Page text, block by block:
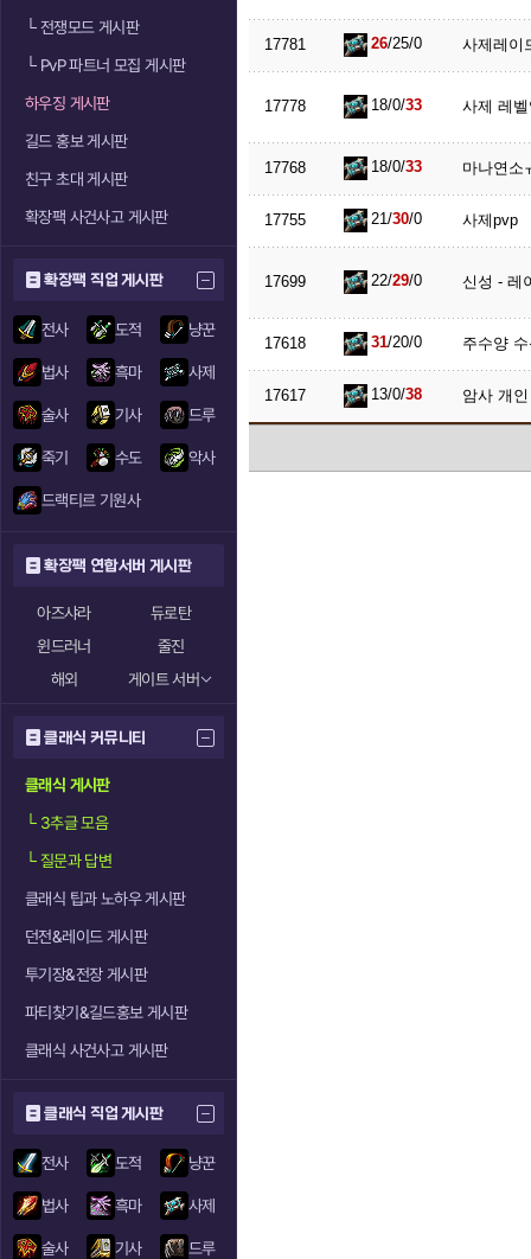
└전쟁모드 게시판
└PvP 파트너 모집 게시판
하우징 게시판
길드 홍보 게시판
친구 초대 게시판
확장팩 사건사고 게시판
확장팩 직업 게시판
전사 도적 냥꾼
법사 흑마 사제
술사 기사 드루
죽기 수도 악사
드랙티르 기원사
확장팩 연합서버 게시판
아즈샤라
듀로탄
윈드러너
줄진
해외
게이트 서버
클래식 커뮤니티
클래식 게시판
└3추글 모음
└질문과 답변
클래식 팁과 노하우 게시판
던전&레이드 게시판
투기장&전장 게시판
파티찾기&길드홍보 게시판
클래식 사건사고 게시판
클래식 직업 게시판
전사 도적 냥꾼
법사 흑마 사제
술사 기사 드루
17781 26/25/0 사제레이
17778 18/0/33 사제 레
17768 18/0/33 마나연소
17755 21/30/0 사제pvp
17699 22/29/0 신성 - 레
17618 31/20/0 주수양
17617 13/0/38 암사 개